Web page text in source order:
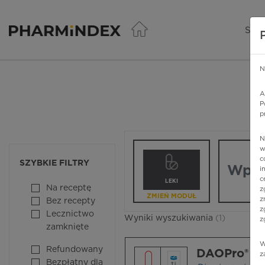
Pharmindex - lider
SZYBKIE FILTRY
Na receptę
Bez recepty
Lecznictwo
zamknięte
Refundowany
Bezpłatny dla
LEKI
ZMIEŃ MODUŁ
Wpisz
Wyniki wyszukiwania (1)
DAOPro®